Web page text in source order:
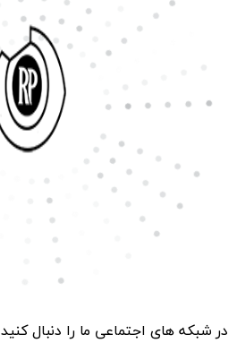
در شبکه های اجتماعی ما را دنبال کنید